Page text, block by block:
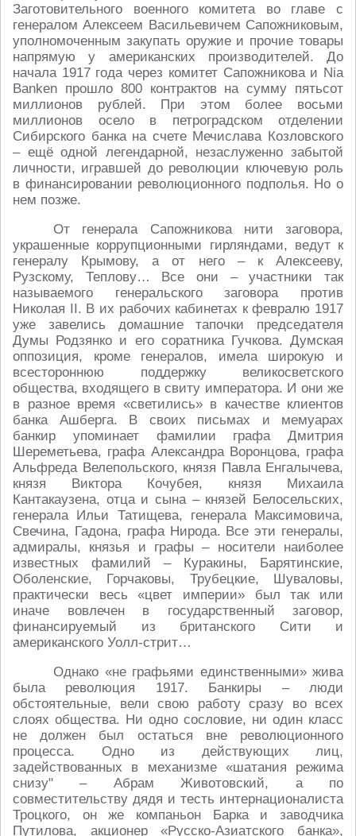
Заготовительного военного комитета во главе с
генералом Алексеем Васильевичем Сапожниковым,
уполномоченным закупать оружие и прочие товары
напрямую у американских производителей. До
начала 1917 года через комитет Сапожникова и Nia
Banken прошло 800 контрактов на сумму пятьсот
миллионов рублей. При этом более восьми
миллионов осело в петроградском отделении
Сибирского банка на счете Мечислава Козловского
– ещё одной легендарной, незаслуженно забытой
личности, игравшей до революции ключевую роль
в финансировании революционного подполья. Но о
нем позже.
От генерала Сапожникова нити заговора,
украшенные коррупционными гирляндами, ведут к
генералу Крымову, а от него – к Алексееву,
Рузскому, Теплову… Все они – участники так
называемого генеральского заговора против
Николая II. В их рабочих кабинетах к февралю 1917
уже завелись домашние тапочки председателя
Думы Родзянко и его соратника Гучкова. Думская
оппозиция, кроме генералов, имела широкую и
всестороннюю поддержку великосветского
общества, входящего в свиту императора. И они же
в разное время «светились» в качестве клиентов
банка Ашберга. В своих письмах и мемуарах
банкир упоминает фамилии графа Дмитрия
Шереметьева, графа Александра Воронцова, графа
Альфреда Велепольского, князя Павла Енгалычева,
князя Виктора Кочубея, князя Михаила
Кантакаузена, отца и сына – князей Белосельских,
генерала Ильи Татищева, генерала Максимовича,
Свечина, Гадона, графа Нирода. Все эти генералы,
адмиралы, князья и графы – носители наиболее
известных фамилий – Куракины, Барятинские,
Оболенские, Горчаковы, Трубецкие, Шуваловы,
практически весь «цвет империи» был так или
иначе вовлечен в государственный заговор,
финансируемый из британского Сити и
американского Уолл-стрит…
Однако «не графьями единственными» жива
была революция 1917. Банкиры – люди
обстоятельные, вели свою работу сразу во всех
слоях общества. Ни одно сословие, ни один класс
не должен был остаться вне революционного
процесса. Одно из действующих лиц,
задействованных в механизме «шатания режима
снизу" – Абрам Животовский, а по
совместительству дядя и тесть интернационалиста
Троцкого, он же компаньон Барка и заводчика
Путилова, акционер «Русско-Азиатского банка»,